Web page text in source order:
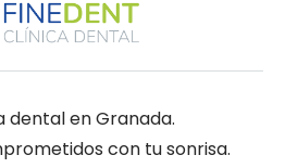
dental en Granada.
con tu sonrisa.